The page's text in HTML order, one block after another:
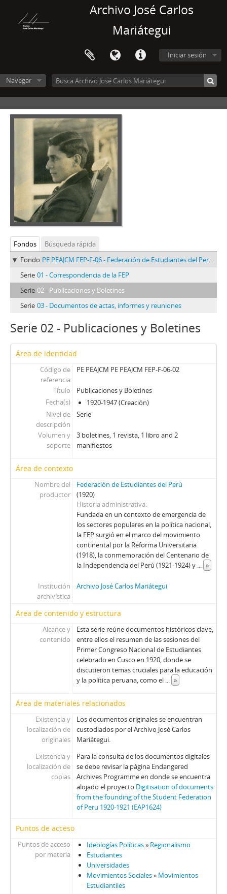
Archivo José Carlos
Mariátegui
Iniciar sesión
Navegar
Fondos
Búsqueda rápida
Fondo PE PEAJCM FEP-F-06 - Federación de Estudiantes del Perú (Fondo)
Serie 01 - Correspondencia de la FEP
Serie 02 - Publicaciones y Boletines
Serie 03 - Documentos de actas, informes y reuniones
Serie 02 - Publicaciones y Boletines
Área de identidad
Código de
referencia
PE PEAJCM PE PEAJCM FEP-F-06-02
Título
Publicaciones y Boletines
Fecha(s)
1920-1947 (Creación)
Nivel de
descripción
Serie
Volumen y
soporte
3 boletines, 1 revista, 1 libro and 2
manifiestos
Área de contexto
Nombre del
productor
Federación de Estudiantes del Perú
(1920)
Historia administrativa
Fundada en un contexto de emergencia de
los sectores populares en la política nacional,
la FEP surgió en el marco del movimiento
continental por la Reforma Universitaria
(1918), la conmemoración del Centenario de
la Independencia del Perú (1921-1924) y ... »
Institución
archivística
Archivo José Carlos Mariátegui
Área de contenido y estructura
Alcance y
contenido
Esta serie reúne documentos históricos clave,
entre ellos el resumen de las sesiones del
Primer Congreso Nacional de Estudiantes
celebrado en Cusco en 1920, donde se
discutieron temas cruciales para la educación
y la política peruana, como el ... »
Área de materiales relacionados
Existencia y
localización de
originales
Los documentos originales se encuentran
custodiados por el Archivo José Carlos
Mariátegui.
Existencia y
localización de
copias
Para la consulta de los documentos digitales
se debe revisar la página Endangered
Archives Programme en donde se encuentra
alojado el proyecto Digitisation of documents
from the founding of the Student Federation
of Peru 1920-1921 (EAP1624)
Puntos de acceso
Puntos de acceso
por materia
Ideologías Políticas» Regionalismo
Estudiantes
Universidades
Movimientos Sociales» Movimientos
Estudiantiles